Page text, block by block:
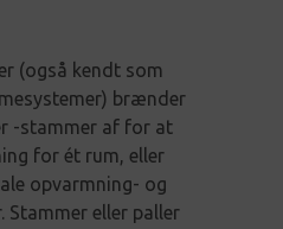
(også kendt som
brænder
-stammer af for at
for ét rum, eller
opvarmning- og
Stammer eller paller